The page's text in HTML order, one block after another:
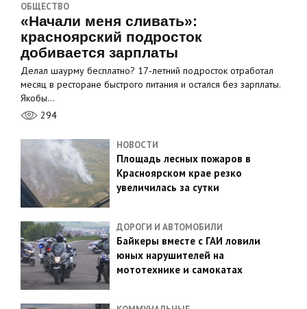
ОБЩЕСТВО
«Начали меня сливать»:
красноярский подросток
добивается зарплаты
Делал шаурму бесплатно? 17‑летний подросток отработал
месяц в ресторане быстрого питания и остался без зарплаты.
Якобы…
294
НОВОСТИ
Площадь лесных пожаров в
Красноярском крае резко
увеличилась за сутки
ДОРОГИ И АВТОМОБИЛИ
Байкеры вместе с ГАИ ловили
юных нарушителей на
мототехнике и самокатах